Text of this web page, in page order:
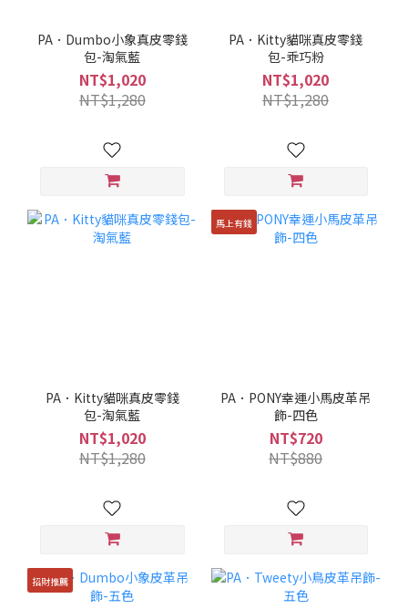
PA．Dumbo小象真皮零錢
包-淘氣藍
NT$1,020
NT$1,280
PA．Kitty貓咪真皮零錢
包-乖巧粉
NT$1,020
NT$1,280
PA．Kitty貓咪真皮零錢
包-淘氣藍
NT$1,020
NT$1,280
馬上有錢
PA．PONY幸運小馬皮革吊
飾-四色
NT$720
NT$880
招財推薦